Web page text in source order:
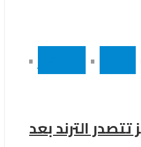
•
•
الترند بعد